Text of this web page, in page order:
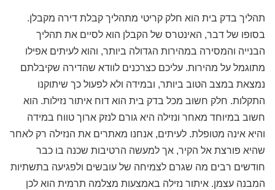
תהליך בדק בית הוא חלק קריטי מתהליך קבלת דירה מקבלן.
בסופו של דבר, האינטרס של הקבלן הוא לסיים את תהליך
הבנייה והמסירה במהירות הגדולה ביותר, והוא לעיתים אפילו
מתוגמל על מהירות. עליכם כצרכנים לוודא שהדירה שקיבלתם
נמצאת במצב הטוב ביותר, ובמידה ולא לפעול כך שיתוקנו
התקלות. חלק חשוב מכל בדק בית הוא דוח איתור נזילות. הוא
חשוב במיוחד מאחר ונזילה היא גורם לנזק ארוך טווח במידה
והיא אינה מטופלת. לעיתים, אנחנו מאתרים את הנזילה רק לאחר
שהיא פורצת אל הקיר, אך למעשה הרטיבות שכנה בו כבר
חודשים רבים מה שגרם לצמיחה של עובשים ולפגיעה בתשתיות
המבנה עצמן. איתור נזילה באמצעות מצלמה תרמית הוא לכן